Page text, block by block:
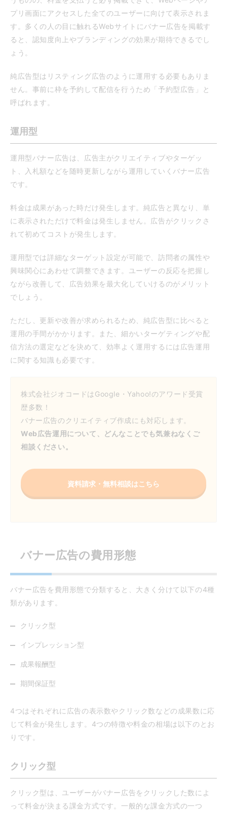
プリ画面にアクセスした全てのユーザーに向けて表示されま
す。多くの人の目に触れるWebサイトにバナー広告を掲載す
ると、認知度向上やブランディングの効果が期待できるでし
ょう。
純広告型はリスティング広告のように運用する必要もありま
せん。事前に枠を予約して配信を行うため「予約型広告」と
呼ばれます。
運用型
運用型バナー広告は、広告主がクリエイティブやターゲッ
ト、入札額などを随時更新しながら運用していくバナー広告
です。
料金は成果があった時だけ発生します。純広告と異なり、単
に表示されただけで料金は発生しません。広告がクリックさ
れて初めてコストが発生します。
運用型では詳細なターゲット設定が可能で、訪問者の属性や
興味関心にあわせて調整できます。ユーザーの反応を把握し
ながら改善して、広告効果を最大化していけるのがメリット
でしょう。
ただし、更新や改善が求められるため、純広告型に比べると
運用の手間がかかります。また、細かいターゲティングや配
信方法の選定などを決めて、効率よく運用するには広告運用
に関する知識も必要です。
株式会社ジオコードはGoogle・Yahoo!のアワード受賞
歴多数！
バナー広告のクリエイティブ作成にも対応します。
Web広告運用について、どんなことでも気兼ねなくご
相談ください。
資料請求・無料相談はこちら
バナー広告の費用形態
バナー広告を費用形態で分類すると、大きく分けて以下の4種
類があります。
クリック型
インプレッション型
成果報酬型
期間保証型
4つはそれぞれに広告の表示数やクリック数などの成果数に応
じて料金が発生します。4つの特徴や料金の相場は以下のとお
りです。
クリック型
クリック型は、ユーザーがバナー広告をクリックした数によ
って料金が決まる課金方式です。一般的な課金方式の一つ